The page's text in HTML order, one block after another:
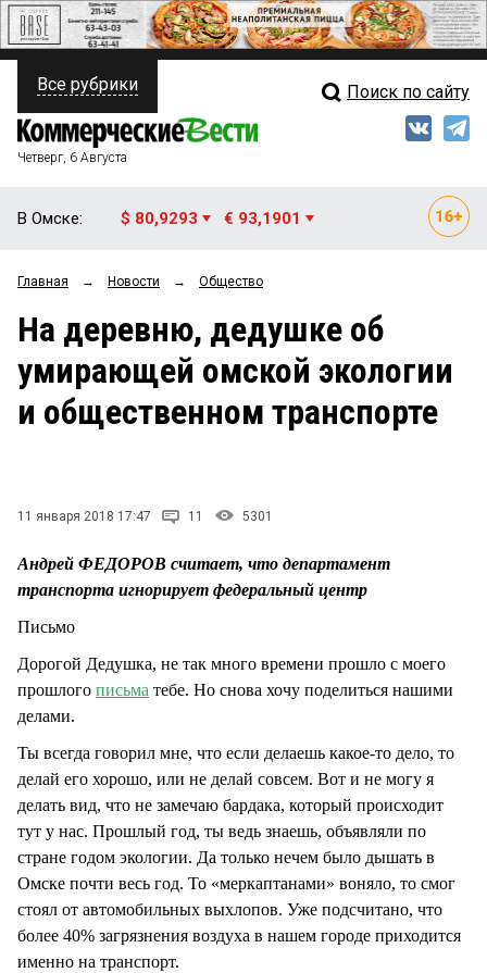
ПОЛИТИКА
ФИНАНСЫ
ОБЩЕСТВО
ЗАКОН
НОВОСТИ КОМПАНИЙ
Свежий выпуск
Рейтинги
Блоги
Архив
Все рубрики Поиск по сайту
Четверг, 6 Августа
В Омске: $ 80,9293 € 93,1901
Главная → Новости → Общество
На деревню, дедушке об
умирающей омской экологии
и общественном транспорте
11 января 2018 17:47 11 5301
Андрей ФЕДОРОВ считает, что департамент
транспорта игнорирует федеральный центр
Письмо
Дорогой Дедушка, не так много времени прошло с моего
прошлого письма тебе. Но снова хочу поделиться нашими
делами.
Ты всегда говорил мне, что если делаешь какое-то дело, то
делай его хорошо, или не делай совсем. Вот и не могу я
делать вид, что не замечаю бардака, который происходит
тут у нас. Прошлый год, ты ведь знаешь, объявляли по
стране годом экологии. Да только нечем было дышать в
Омске почти весь год. То «меркаптанами» воняло, то смог
стоял от автомобильных выхлопов. Уже подсчитано, что
более 40% загрязнения воздуха в нашем городе приходится
именно на транспорт.